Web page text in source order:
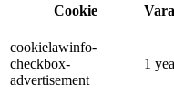
Cookie
cookielawinfo-
checkbox-
advertisement
1